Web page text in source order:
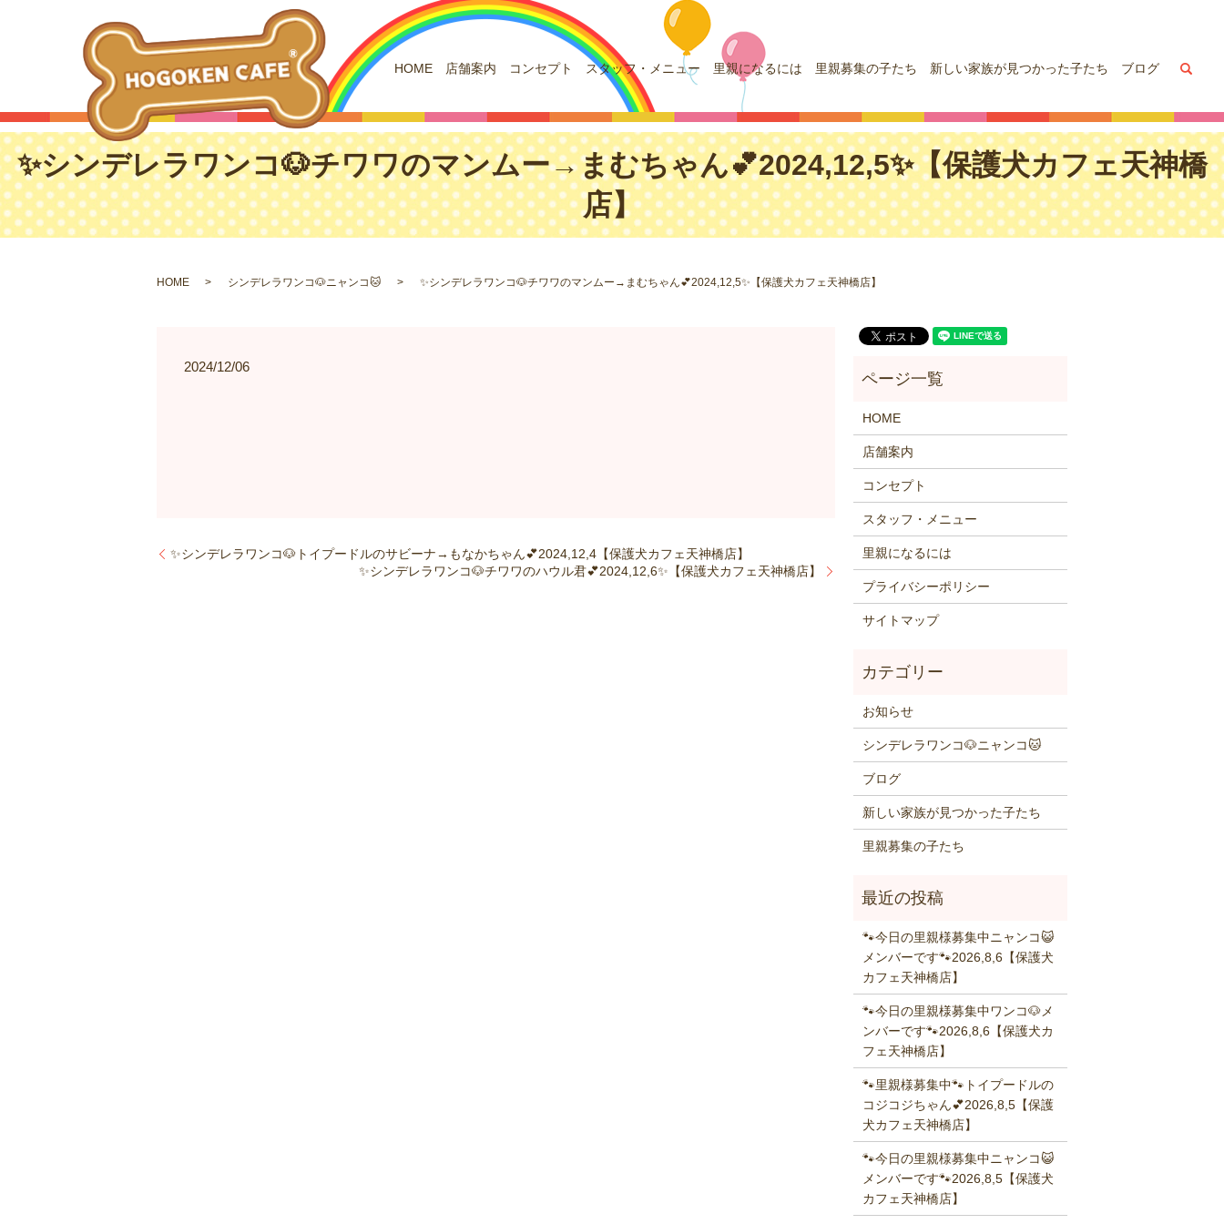
HOME 店舗案内 コンセプト スタッフ・メニュー 里親になるには 里親募集の子たち 新しい家族が見つかった子たち ブログ
✨シンデレラワンコ🐶チワワのマンムー→まむちゃん💕2024,12,5✨【保護犬カフェ天神橋
店】
HOME シンデレラワンコ🐶ニャンコ🐱 ✨シンデレラワンコ🐶チワワのマンムー→まむちゃん💕2024,12,5✨【保護犬カフェ天神橋店】
2024/12/06
✨シンデレラワンコ🐶トイプードルのサビーナ→もなかちゃん💕2024,12,4【保護犬カフェ天神橋店】
✨シンデレラワンコ🐶チワワのハウル君💕2024,12,6✨【保護犬カフェ天神橋店】
HOME
店舗案内
コンセプト
スタッフ・メニュー
里親になるには
プライバシーポリシー
サイトマップ
お知らせ
シンデレラワンコ🐶ニャンコ🐱
ブログ
新しい家族が見つかった子たち
里親募集の子たち
🐾今日の里親様募集中ニャンコ😺
メンバーです🐾2026,8,6【保護犬
カフェ天神橋店】
🐾今日の里親様募集中ワンコ🐶メ
ンバーです🐾2026,8,6【保護犬カ
フェ天神橋店】
🐾里親様募集中🐾トイプードルの
コジコジちゃん💕2026,8,5【保護
犬カフェ天神橋店】
🐾今日の里親様募集中ニャンコ😺
メンバーです🐾2026,8,5【保護犬
カフェ天神橋店】